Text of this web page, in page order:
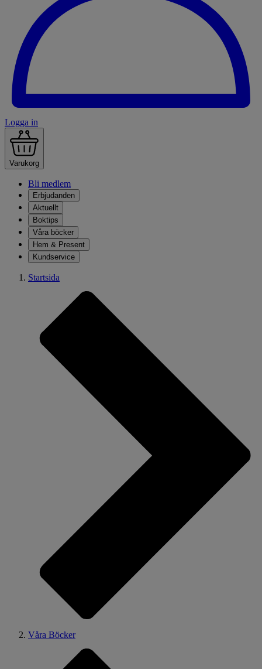
Logga in
Varukorg
Bli medlem
Erbjudanden
Aktuellt
Boktips
Våra böcker
Hem & Present
Kundservice
Startsida
Våra Böcker